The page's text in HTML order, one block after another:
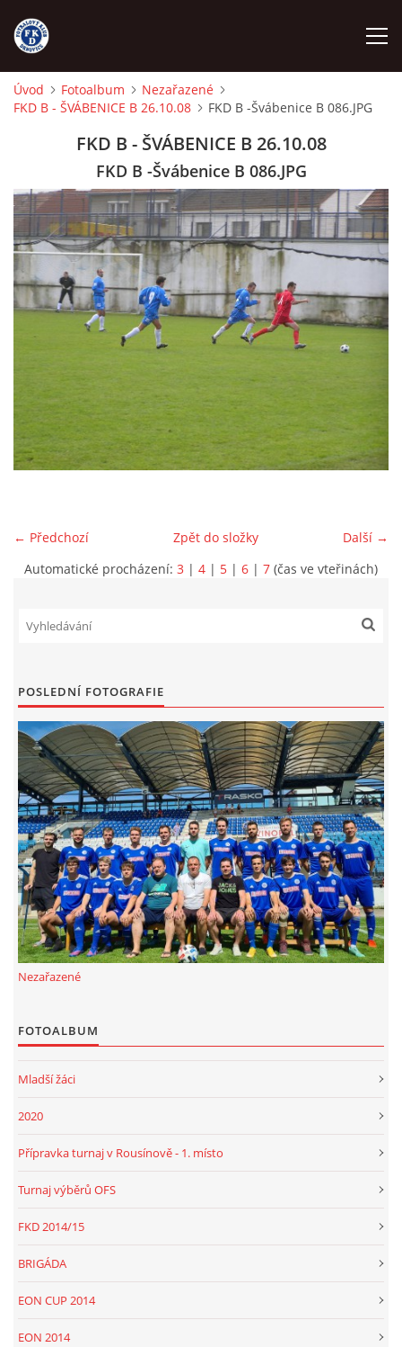
ÚVOD
FKD A
FKD B
STARŠÍ DOROST
STARŠÍ ŽÁCI
MLADŠÍ ŽÁCI
STARŠÍ PŘÍPRAVKA R 2012 + 2013
ARCHÍV
DOTACE
FKD, z.s.
Drnovice 704
68304 Drnovice
ičo 27005305
č.ú. 3227086359 / 0800
© 2026 eStránky.cz |RSS
Úvod Fotoalbum
Nezařazené
FKD B - ŠVÁBENICE B 26.10.08
FKD B -Švábenice B 086.JPG
FKD B - ŠVÁBENICE B 26.10.08
FKD B -Švábenice B 086.JPG
← Předchozí Další →
Zpět do složky
Automatické procházení: 3 | 4 | 5 | 6 | 7 (čas ve vteřinách)
POSLEDNÍ FOTOGRAFIE
Nezařazené
FOTOALBUM
Mladší žáci
2020
Přípravka turnaj v Rousínově - 1. místo
Turnaj výběrů OFS
FKD 2014/15
BRIGÁDA
EON CUP 2014
EON 2014